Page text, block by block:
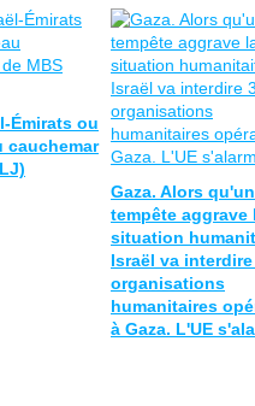
Émirats ou
cauchemar
Gaza. Alors
tempête aggrave
situation
Israël va interdire
organisations
humanitaires
à Gaza. L'UE